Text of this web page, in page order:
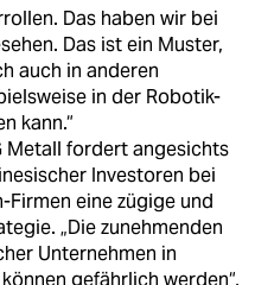
Das haben wir bei
Das ist ein Muster,
auch in anderen
in der Robotik-
kann.“
Metall fordert angesichts
Investoren bei
eine zügige und
„Die zunehmenden
Unternehmen in
gefährlich werden“,